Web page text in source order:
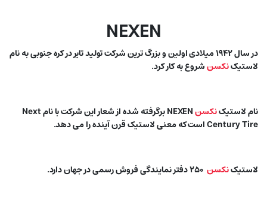
NEXEN
در سال ۱۹۴۲ میلادی اولین و بزرگ ترین شرکت تولید تایر در کره جنوبی به نام
لاستیکنکسنشروع به کار کرد.
نام لاستیکنکسن
NEXEN برگرفته شده از شعار این شرکت با نام Next
Century Tire است که معنی لاستیک قرن آینده را می دهد.
لاستیکنکسن۲۵۰ دفتر نمایندگی فروش رسمی در جهان دارد.